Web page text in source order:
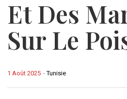
Et Des
Sur Le
-Tunisie
1 Août 2025